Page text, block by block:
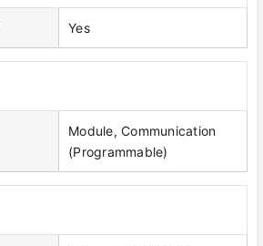
Yes
Module, Communication
(Programmable)